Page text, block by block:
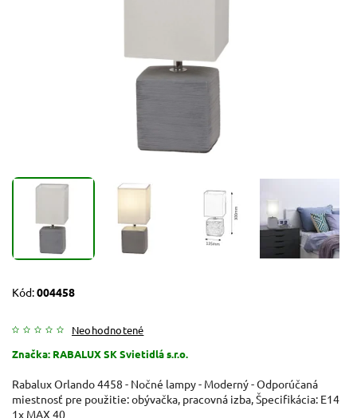
Kód:004458
Neohodnotené
Značka: RABALUX SK Svietidlá s.r.o.
Rabalux Orlando 4458 - Nočné lampy - Moderný - Odporúčaná
miestnosť pre použitie: obývačka, pracovná izba, Špecifikácia: E14
1x MAX 40